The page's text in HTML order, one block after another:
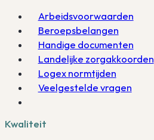
Arbeidsvoorwaarden
Beroepsbelangen
Handige documenten
Landelijke zorgakkoorden
Logex normtijden
Veelgestelde vragen
Kwaliteit